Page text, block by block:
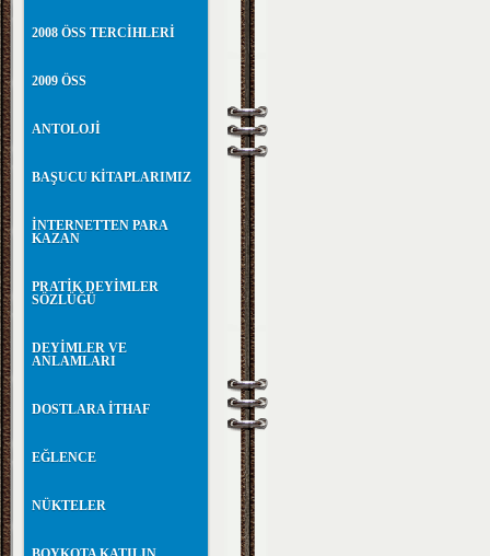
2008 ÖSS TERCİHLERİ
2009 ÖSS
ANTOLOJİ
BAŞUCU KİTAPLARIMIZ
İNTERNETTEN PARA
KAZAN
PRATİK DEYİMLER
SÖZLÜĞÜ
DEYİMLER VE
ANLAMLARI
DOSTLARA İTHAF
EĞLENCE
NÜKTELER